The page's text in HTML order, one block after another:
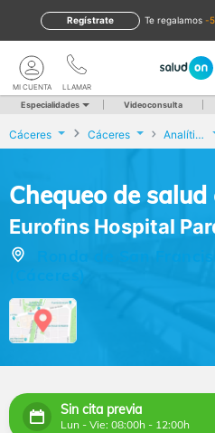
te regalamos -
Regístrate
LLAMAR
MI CUENTA
Especialidades Videoconsulta
Cáceres Cáceres Analíticas y Genética
Chequeo de
Eurofins Hospital
Sin cita previa
Lun - Vie: 08:00h - 12:00h